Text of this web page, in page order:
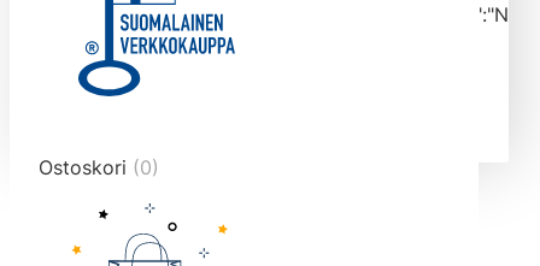
data-original-query-vars="[]" data-page="1"
data-max-pages="4514" data-start="1" data-
end="10">
Ostoskori (0)